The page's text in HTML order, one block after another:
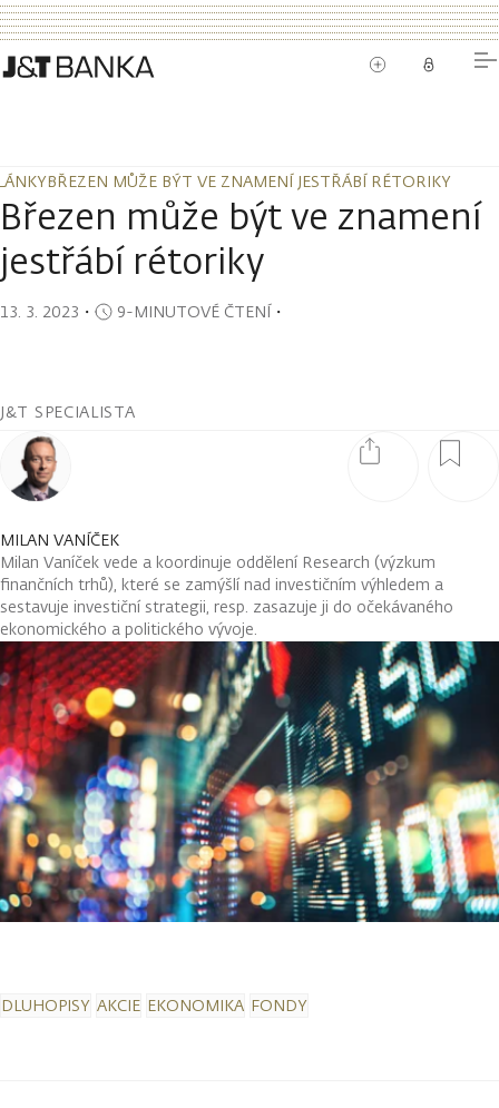
BŘEZEN MŮŽE BÝT VE ZNAMENÍ JESTŘÁBÍ RÉTORIKY
Březen může být ve znamení
jestřábí rétoriky
13. 3. 2023 ・ 9-MINUTOVÉ ČTENÍ・
J&T SPECIALISTA
MILAN VANÍČEK
Milan Vaníček vede a koordinuje oddělení Research (výzkum
finančních trhů), které se zamýšlí nad investičním výhledem a
sestavuje investiční strategii, resp. zasazuje ji do očekávaného
ekonomického a politického vývoje.
DLUHOPISY AKCIE EKONOMIKA FONDY